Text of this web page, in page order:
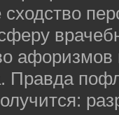
афоризмов
Правда